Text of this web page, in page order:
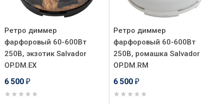
Ретро диммер
фарфоровый 60-600Вт
250В, экзотик Salvador
OP.DM.EX
6 500 ₽
Ретро диммер
фарфоровый 60-600Вт
250В, ромашка Salvador
OP.DM.RM
6 500 ₽